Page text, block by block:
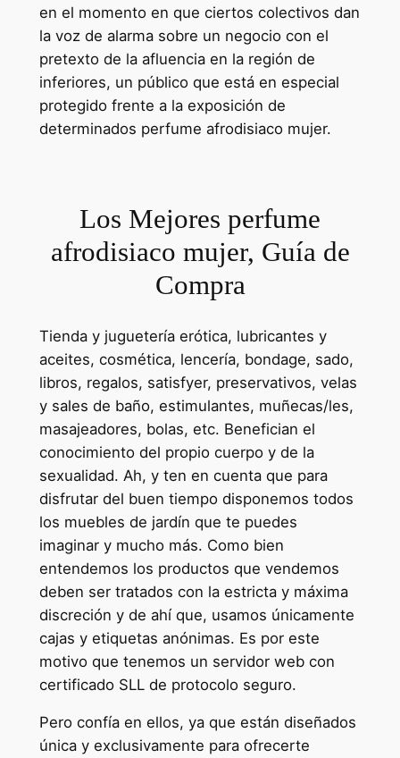
en el momento en que ciertos colectivos dan
la voz de alarma sobre un negocio con el
pretexto de la afluencia en la región de
inferiores, un público que está en especial
protegido frente a la exposición de
determinados perfume afrodisiaco mujer.
Los Mejores perfume
afrodisiaco mujer, Guía de
Compra
Tienda y juguetería erótica, lubricantes y
aceites, cosmética, lencería, bondage, sado,
libros, regalos, satisfyer, preservativos, velas
y sales de baño, estimulantes, muñecas/les,
masajeadores, bolas, etc. Benefician el
conocimiento del propio cuerpo y de la
sexualidad. Ah, y ten en cuenta que para
disfrutar del buen tiempo disponemos todos
los muebles de jardín que te puedes
imaginar y mucho más. Como bien
entendemos los productos que vendemos
deben ser tratados con la estricta y máxima
discreción y de ahí que, usamos únicamente
cajas y etiquetas anónimas. Es por este
motivo que tenemos un servidor web con
certificado SLL de protocolo seguro.
Pero confía en ellos, ya que están diseñados
única y exclusivamente para ofrecerte